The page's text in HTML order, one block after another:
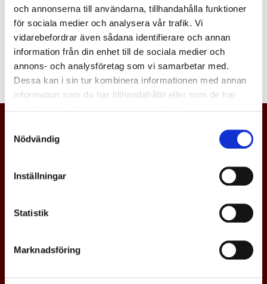
och annonserna till användarna, tillhandahålla funktioner
för sociala medier och analysera vår trafik. Vi
vidarebefordrar även sådana identifierare och annan
information från din enhet till de sociala medier och
annons- och analysföretag som vi samarbetar med.
Dessa kan i sin tur kombinera informationen med annan
information som du har tillhandahållit eller som de har
Nödvändig
Inställningar
Statistik
Marknadsföring
Logga in
En svensk gjuteriindustri i världsklass,